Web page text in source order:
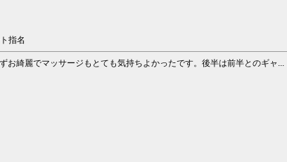
指名
お綺麗でマッサージもとても気持ちよかったです。後半は前半とのギャ...